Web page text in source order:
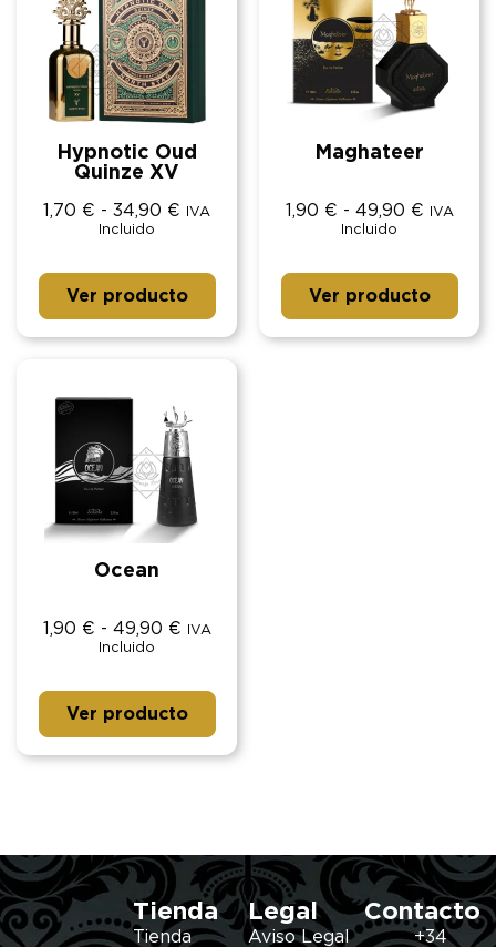
Hypnotic Oud
Quinze XV
1,70 € - 34,90 €
IVA
Incluido
Ver producto
Maghateer
1,90 € - 49,90 €
IVA
Incluido
Ver producto
Ocean
1,90 € - 49,90 €
IVA
Incluido
Ver producto
Tienda
Tienda
Legal
Aviso Legal
Contacto
+34